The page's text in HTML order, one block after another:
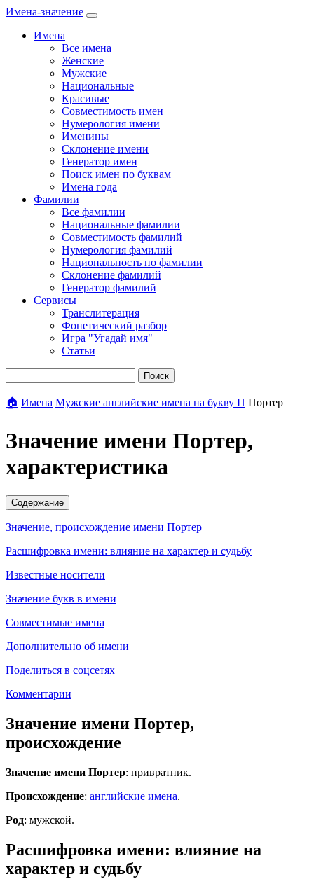
Имена-значение
Имена
Все имена
Женские
Мужские
Национальные
Красивые
Совместимость имен
Нумерология имени
Именины
Склонение имени
Генератор имен
Поиск имен по буквам
Имена года
Фамилии
Все фамилии
Национальные фамилии
Совместимость фамилий
Нумерология фамилий
Национальность по фамилии
Склонение фамилий
Генератор фамилий
Сервисы
Транслитерация
Фонетический разбор
Игра "Угадай имя"
Статьи
Поиск
🏠 Имена Мужские английские имена на букву П Портер
Значение имени Портер,
характеристика
Содержание
Значение, происхождение имени Портер
Расшифровка имени: влияние на характер и судьбу
Известные носители
Значение букв в имени
Совместимые имена
Дополнительно об имени
Поделиться в соцсетях
Комментарии
Значение имени Портер,
происхождение
Значение имени Портер: привратник.
Происхождение: английские имена.
Род: мужской.
Расшифровка имени: влияние на
характер и судьбу